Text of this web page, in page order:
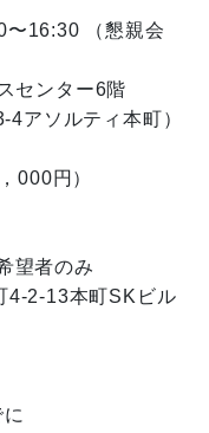
16:30 （懇親会
センター6階
ルティ本町）
000円）
望者のみ
13本町SKビル